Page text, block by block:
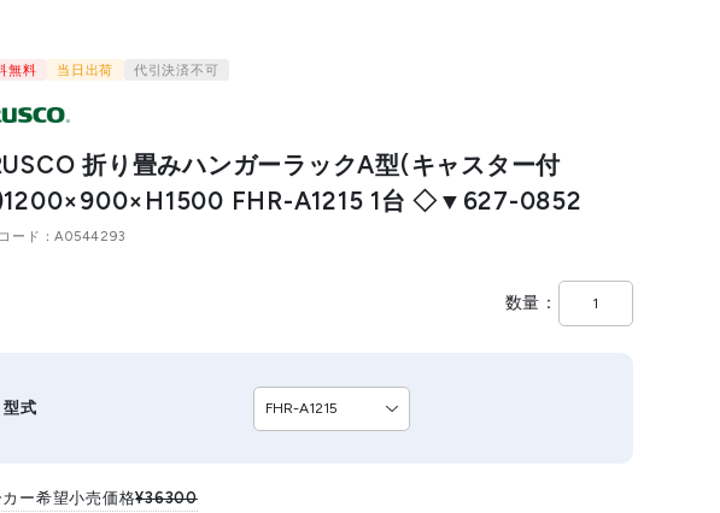
無料 当日出荷 代引決済不可
折り畳みハンガーラックA型(キャスター付
FHR-A1215 1台 ◇▼627-0852
ード A0544293
数量
型式
カー希望小売価格¥36300